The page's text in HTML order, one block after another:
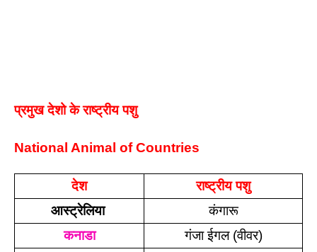
प्रमुख देशो के राष्ट्रीय पशु
National Animal of Countries
देश
राष्ट्रीय पशु
आस्ट्रेलिया
कंगारू
कनाडा
गंजा ईगल (वीवर)